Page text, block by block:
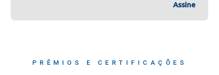
Assine
PRÊMIOS E CERTIFICAÇÕES